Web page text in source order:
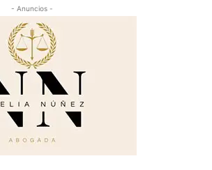
- Anuncios -